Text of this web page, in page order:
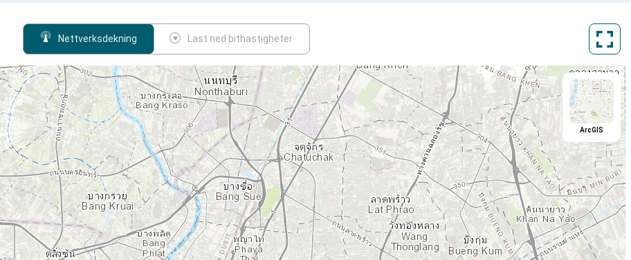
Nettverksdekning Last ned bithastigheter
ArcGIS